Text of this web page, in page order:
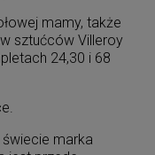
mamy, także
sztućców Villeroy
24,30 i 68
marka